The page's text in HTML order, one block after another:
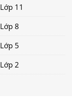
Lớp 11
Lớp 8
Lớp 5
Lớp 2